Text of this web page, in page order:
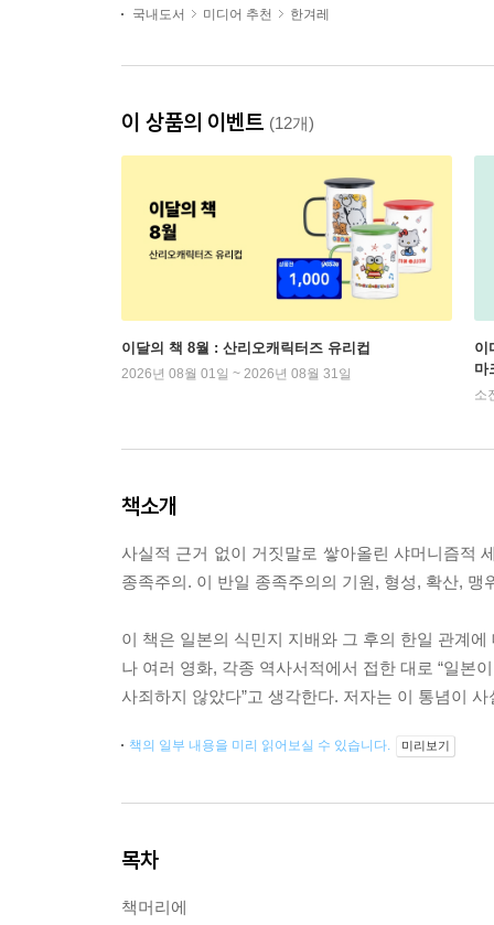
국내도서 미디어 추천 한겨레
이 상품의 이벤트 (12개)
이달의 책 8월 : 산리오캐릭터즈 유리컵
2026년 08월 01일 ~ 2026년 08월 31일
이
마
소
책소개
사실적 근거 없이 거짓말로 쌓아올린 샤머니즘적
종족주의. 이 반일 종족주의의 기원, 형성, 확산,
이 책은 일본의 식민지 지배와 그 후의 한일 관계
나 여러 영화, 각종 역사서적에서 접한 대로 “일본
사죄하지 않았다”고 생각한다. 저자는 이 통념이
책의 일부 내용을 미리 읽어보실 수 있습니다. 미리보기
목차
책머리에